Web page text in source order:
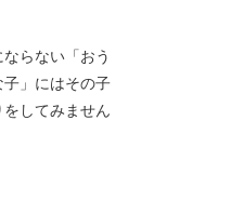
らない「おう
」にはその子
してみません